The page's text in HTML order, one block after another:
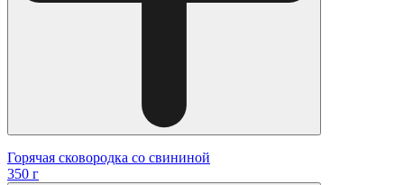
Горячая сковородка со свининой
350 г